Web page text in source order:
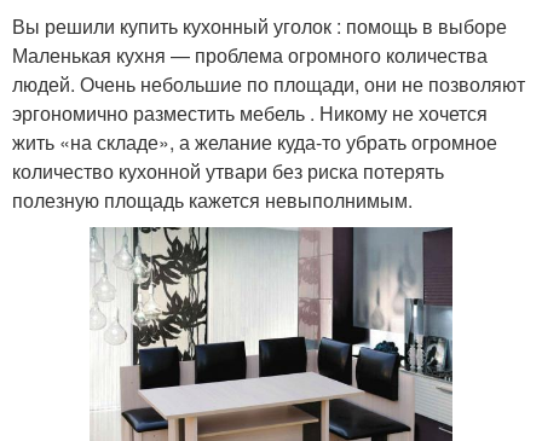
Вы решили купить кухонный уголок : помощь в выборе
Маленькая кухня — проблема огромного количества
людей. Очень небольшие по площади, они не позволяют
эргономично разместить мебель . Никому не хочется
жить «на складе», а желание куда-то убрать огромное
количество кухонной утвари без риска потерять
полезную площадь кажется невыполнимым.